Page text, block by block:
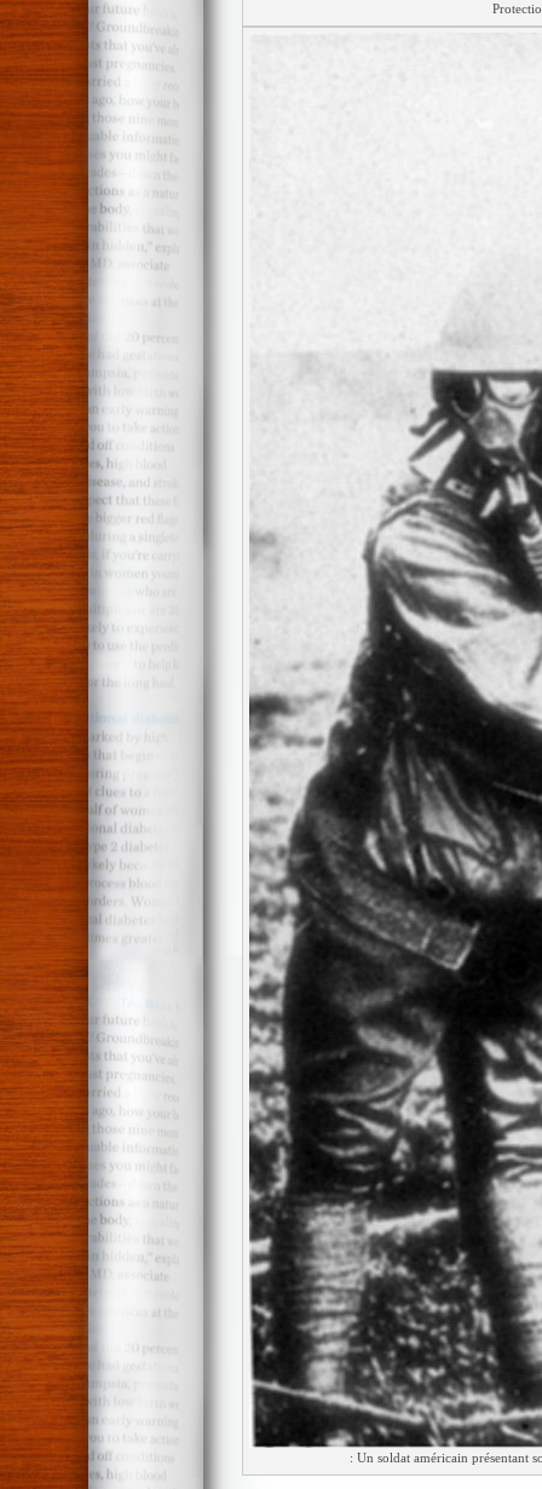
: Un soldat américain présentant